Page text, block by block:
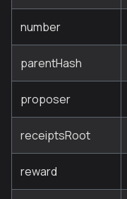
number
parentHash
proposer
receiptsRoot
reward